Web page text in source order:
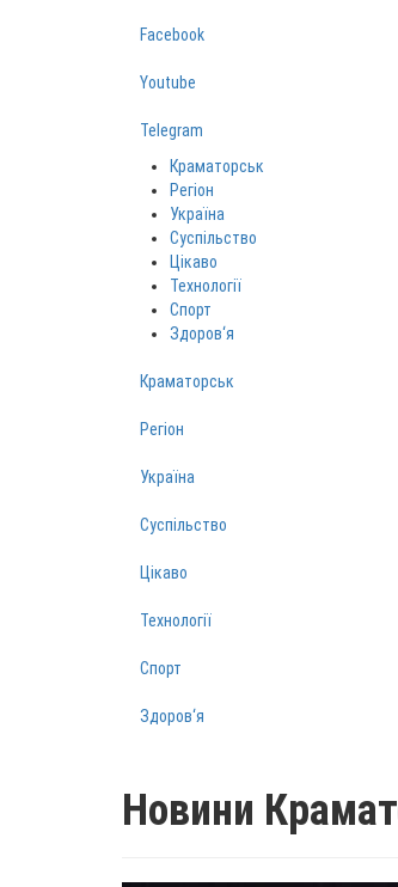
Facebook
Youtube
Telegram
Краматорськ
Регіон
Україна
Суспільство
Цікаво
Технології
Спорт
Здоров‘я
Краматорськ
Регіон
Україна
Суспільство
Цікаво
Технології
Спорт
Здоров‘я
Новини